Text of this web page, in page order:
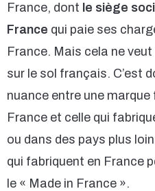
France, dont le siège
France qui paie ses
France. Mais cela ne veut
sur le sol français. C’est
nuance entre une
France et celle qui
ou dans des pays plus
qui fabriquent en France
le « Made in France ».